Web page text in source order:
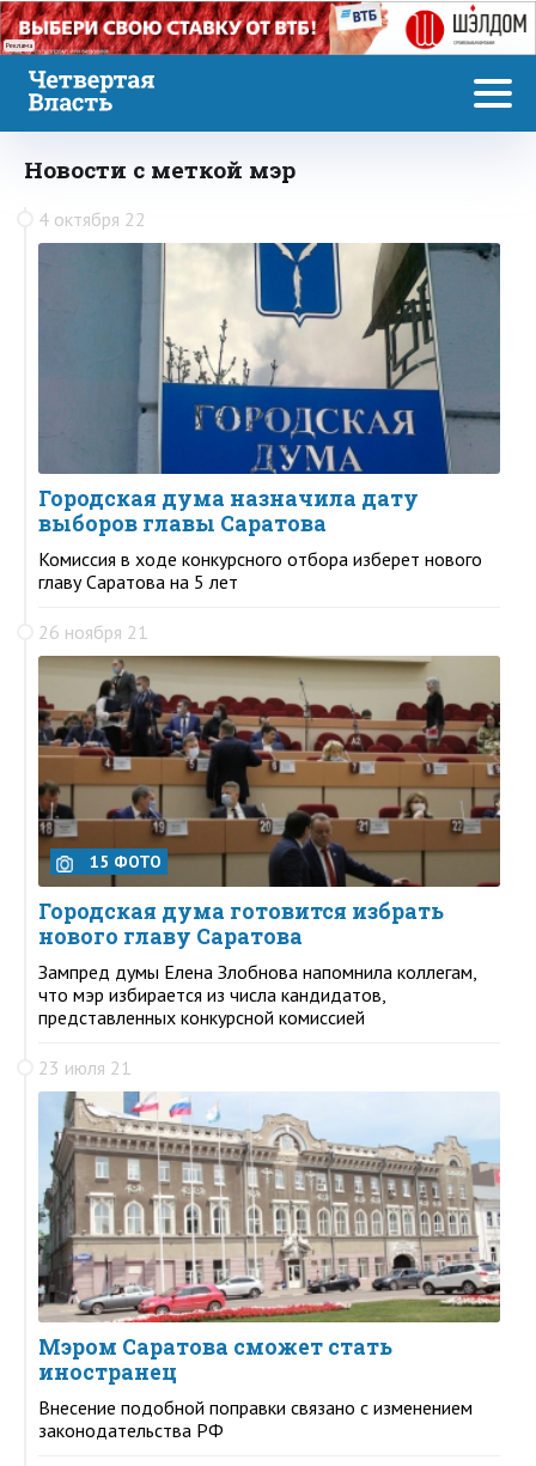
Реклама
Новости с меткой мэр
4 октября 22
Городская дума назначила дату
выборов главы Саратова
Комиссия в ходе конкурсного отбора изберет нового
главу Саратова на 5 лет
26 ноября 21
15 ФОТО
Городская дума готовится избрать
нового главу Саратова
Зампред думы Елена Злобнова напомнила коллегам,
что мэр избирается из числа кандидатов,
представленных конкурсной комиссией
23 июля 21
Мэром Саратова сможет стать
иностранец
Внесение подобной поправки связано с изменением
законодательства РФ